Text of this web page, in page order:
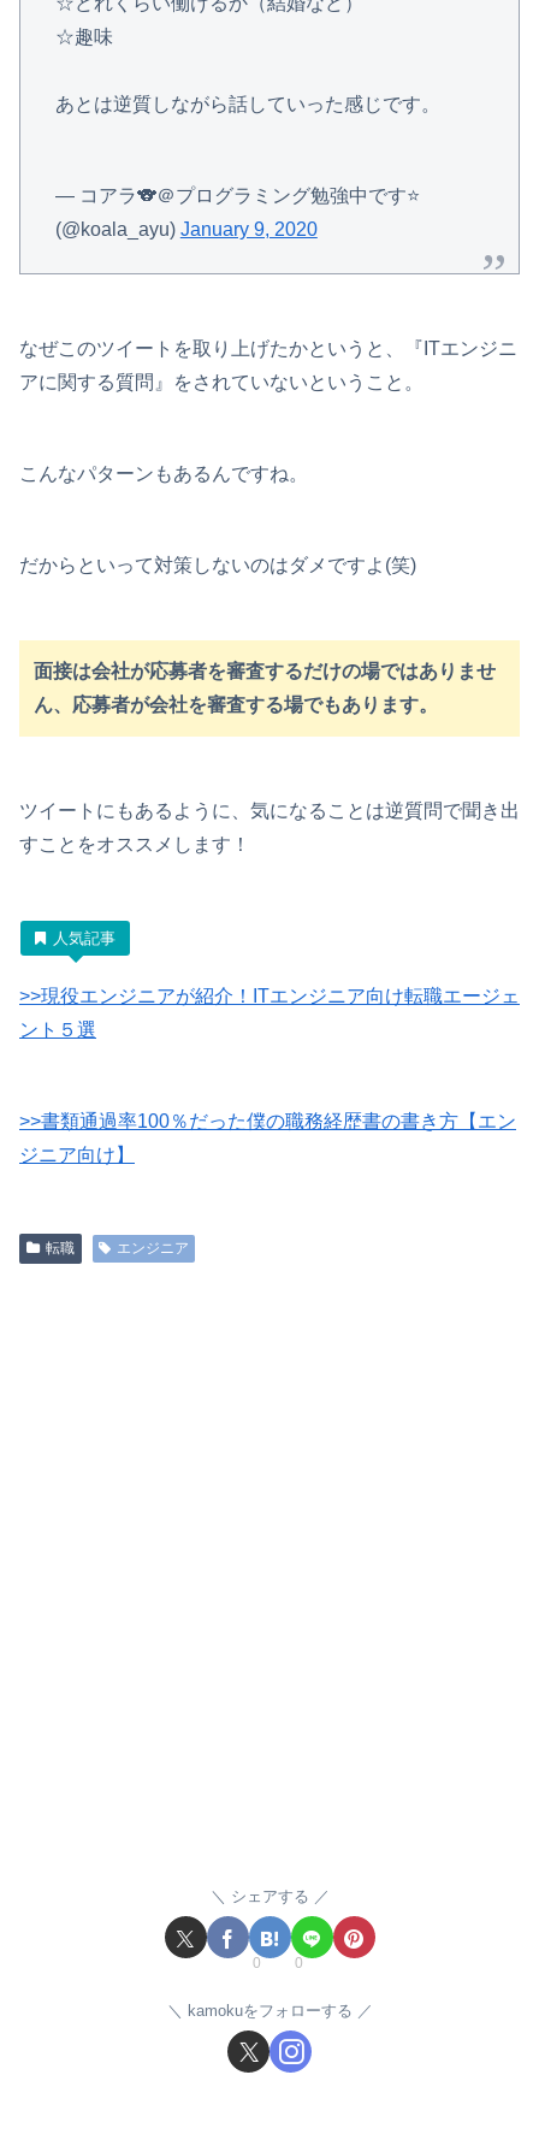
☆趣味
あとは逆質しながら話していった感じです。
— コアラ🐨＠プログラミング勉強中です⭐️
(@koala_ayu) January 9, 2020
なぜこのツイートを取り上げたかというと、『ITエンジニ
アに関する質問』をされていないということ。
こんなパターンもあるんですね。
だからといって対策しないのはダメですよ(笑)
面接は会社が応募者を審査するだけの場ではありませ
ん、応募者が会社を審査する場でもあります。
ツイートにもあるように、気になることは逆質問で聞き出
すことをオススメします！
人気記事
>>現役エンジニアが紹介！ITエンジニア向け転職エージェ
ント５選
>>書類通過率100％だった僕の職務経歴書の書き方【エン
ジニア向け】
転職 エンジニア
シェアする
0 0
kamokuをフォローする